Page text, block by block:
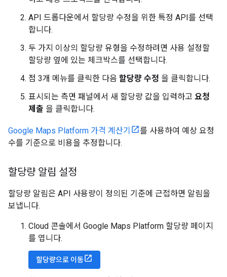
API 드롭다운에서 할당량 수정을 위한 특정 API를 선택
합니다.
두 가지 이상의 할당량 유형을 수정하려면 사용 설정할
할당량 옆에 있는 체크박스를 선택합니다.
점 3개 메뉴를 클릭한 다음 할당량 수정 을 클릭합니다.
표시되는 측면 패널에서 새 할당량 값을 입력하고 요청
제출 을 클릭합니다.
Google Maps Platform 가격 계산기
를 사용하여 예상 요청
수를 기준으로 비용을 추정합니다.
할당량 알림 설정
할당량 알림은 API 사용량이 정의된 기준에 근접하면 알림을
보냅니다.
Cloud 콘솔에서 Google Maps Platform 할당량 페이지
를 엽니다.
할당량으로 이동